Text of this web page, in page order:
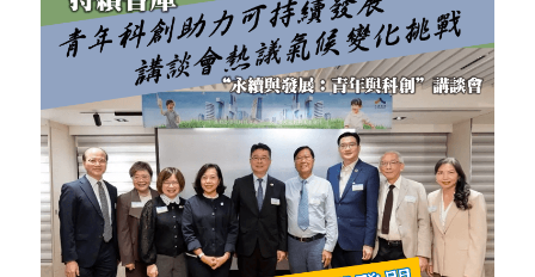
宏福火災正視聽
記錄．宏福苑火災
國際
反華推手你要知
反華推手懶人包
民主派騙案十式
KOL 專欄
林淑芳專欄
絕密法庭檔案